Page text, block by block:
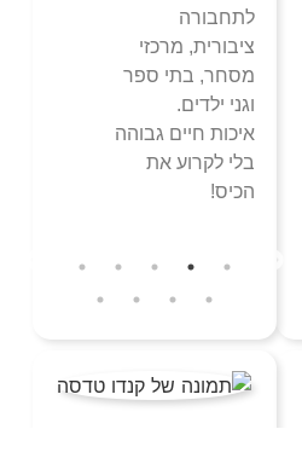
לתחבורה
ציבורית, מרכזי
מסחר, בתי ספר
וגני ילדים.
איכות חיים גבוהה
בלי לקרוע את
הכיס!